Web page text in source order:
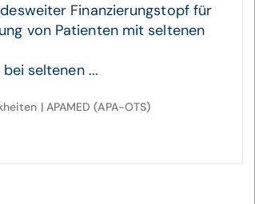
Finanzierungstopf für
von Patienten mit seltenen
seltenen ...
| APAMED (APA-OTS)